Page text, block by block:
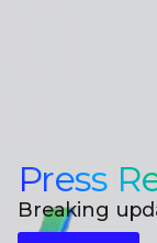
Press
Breaking